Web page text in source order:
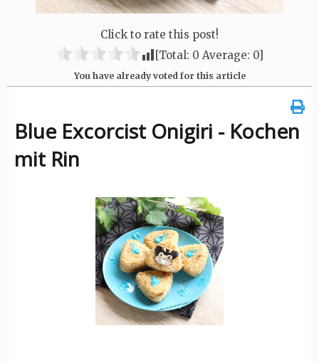
Click to rate this post!
[Total: 0 Average: 0]
You have already voted for this article
Blue Excorcist Onigiri - Kochen
mit Rin